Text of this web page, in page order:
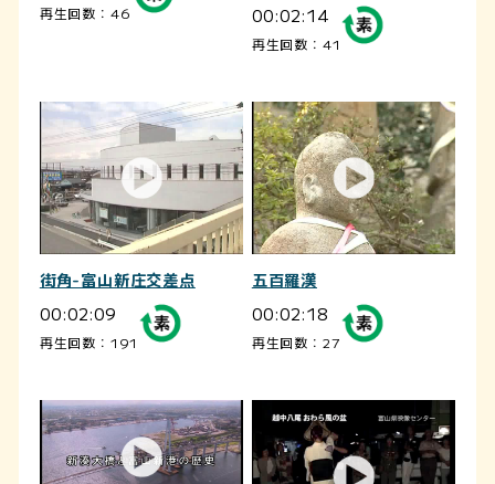
再生回数：46 00:02:14
再生回数：41
街角-富山新庄交差点
00:02:09
再生回数：191
五百羅漢
00:02:18
再生回数：27